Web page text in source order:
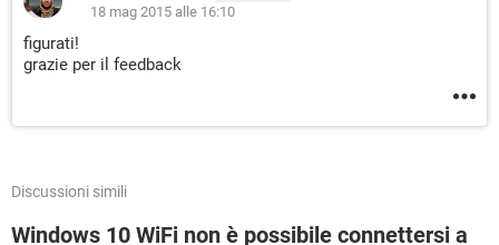
18 mag 2015 alle 16:10
figurati!
grazie per il feedback
Discussioni simili
Windows 10 WiFi non è possibile connettersi a